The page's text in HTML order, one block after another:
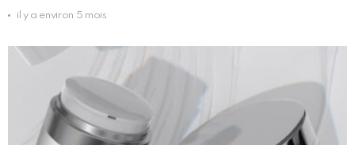
il y a environ 5 mois